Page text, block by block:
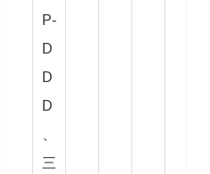
P-
D
D
D
三